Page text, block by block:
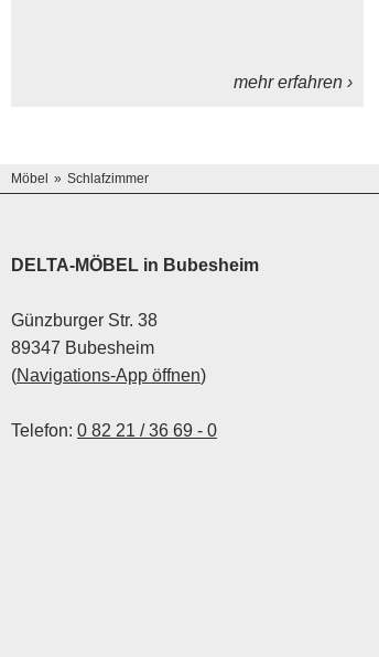
mehr erfahren ›
Möbel Schlafzimmer
DELTA-MÖBEL in Bubesheim
Günzburger Str. 38
89347 Bubesheim
(Navigations-App öffnen)
Telefon: 0 82 21 / 36 69 - 0